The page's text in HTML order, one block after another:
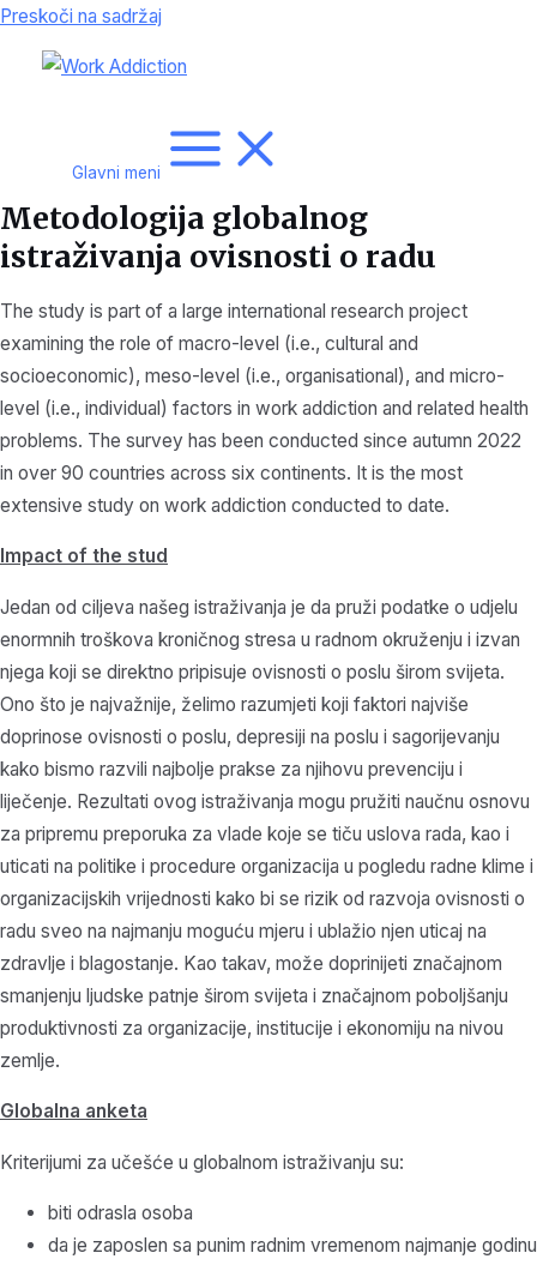
Preskoči na sadržaj
Glavni meni
Metodologija globalnog
istraživanja ovisnosti o radu
The study is part of a large international research project
examining the role of macro-level (i.e., cultural and
socioeconomic), meso-level (i.e., organisational), and micro-
level (i.e., individual) factors in work addiction and related health
problems. The survey has been conducted since autumn 2022
in over 90 countries across six continents. It is the most
extensive study on work addiction conducted to date.
Impact of the stud
Jedan od ciljeva našeg istraživanja je da pruži podatke o udjelu
enormnih troškova kroničnog stresa u radnom okruženju i izvan
njega koji se direktno pripisuje ovisnosti o poslu širom svijeta.
Ono što je najvažnije, želimo razumjeti koji faktori najviše
doprinose ovisnosti o poslu, depresiji na poslu i sagorijevanju
kako bismo razvili najbolje prakse za njihovu prevenciju i
liječenje. Rezultati ovog istraživanja mogu pružiti naučnu osnovu
za pripremu preporuka za vlade koje se tiču uslova rada, kao i
uticati na politike i procedure organizacija u pogledu radne klime i
organizacijskih vrijednosti kako bi se rizik od razvoja ovisnosti o
radu sveo na najmanju moguću mjeru i ublažio njen uticaj na
zdravlje i blagostanje. Kao takav, može doprinijeti značajnom
smanjenju ljudske patnje širom svijeta i značajnom poboljšanju
produktivnosti za organizacije, institucije i ekonomiju na nivou
zemlje.
Globalna anketa
Kriterijumi za učešće u globalnom istraživanju su:
biti odrasla osoba
da je zaposlen sa punim radnim vremenom najmanje godinu